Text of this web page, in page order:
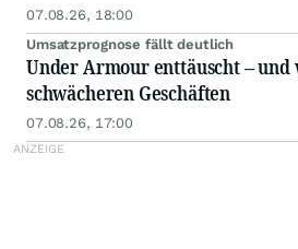
07.08.26, 18:00
Umsatzprognose fällt deutlich
Under Armour enttäuscht – und
schwächeren Geschäften
07.08.26, 17:00